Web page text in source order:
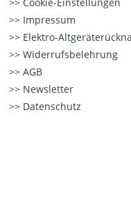
Impressum
Elektro-
Widerrufsbelehrung
AGB
Newsletter
Datenschutz